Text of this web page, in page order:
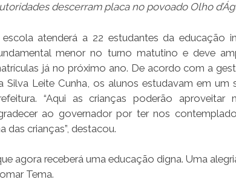
descerram placa no povoado Olho
escola atenderá a 22 estudantes da educação
menor no turno matutino e deve
já no próximo ano. De acordo com a
Silva Leite Cunha, os alunos estudavam em um
“Aqui as crianças poderão aproveitar
ao governador por ter nos
das crianças”, destacou.
agora receberá uma educação digna. Uma
Tema.